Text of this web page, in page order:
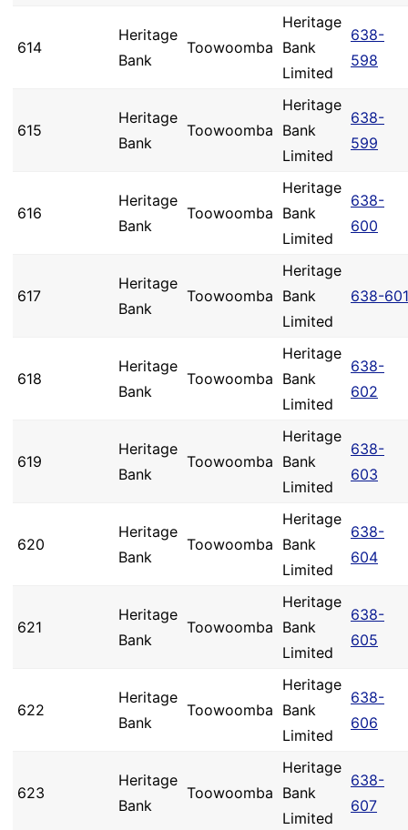
614
Heritage
Bank
Toowoomba
Heritage
Bank
Limited
638-
598
615
Heritage
Bank
Toowoomba
Heritage
Bank
Limited
638-
599
616
Heritage
Bank
Toowoomba
Heritage
Bank
Limited
638-
600
617
Heritage
Bank
Toowoomba
Heritage
Bank
Limited
638-601
618
Heritage
Bank
Toowoomba
Heritage
Bank
Limited
638-
602
619
Heritage
Bank
Toowoomba
Heritage
Bank
Limited
638-
603
620
Heritage
Bank
Toowoomba
Heritage
Bank
Limited
638-
604
621
Heritage
Bank
Toowoomba
Heritage
Bank
Limited
638-
605
622
Heritage
Bank
Toowoomba
Heritage
Bank
Limited
638-
606
623
Heritage
Bank
Toowoomba
Heritage
Bank
Limited
638-
607